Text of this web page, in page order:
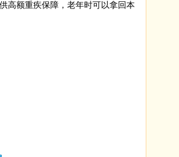
高额重疾保障，老年时可以拿回本